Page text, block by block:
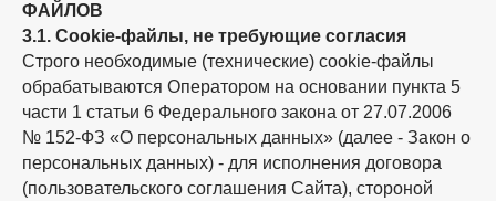
ФАЙЛОВ
3.1. Cookie-файлы, не требующие согласия
Строго необходимые (технические) cookie-файлы
обрабатываются Оператором на основании пункта 5
части 1 статьи 6 Федерального закона от 27.07.2006
№ 152-ФЗ «О персональных данных» (далее - Закон о
персональных данных) - для исполнения договора
(пользовательского соглашения Сайта), стороной